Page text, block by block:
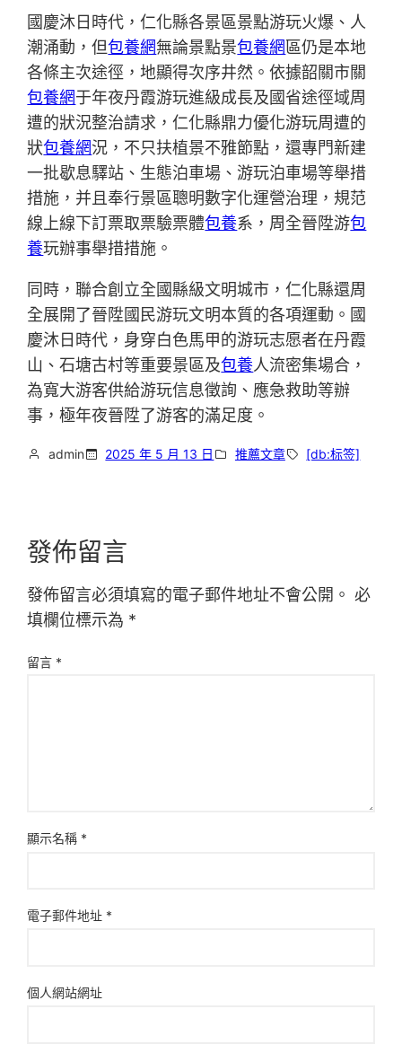
國慶沐日時代，仁化縣各景區景點游玩火爆、人
潮涌動，但包養網無論景點景包養網區仍是本地
各條主次途徑，地顯得次序井然。依據韶關市關
包養網于年夜丹霞游玩進級成長及國省途徑域周
遭的狀況整治請求，仁化縣鼎力優化游玩周遭的
狀包養網況，不只扶植景不雅節點，還專門新建
一批歇息驛站、生態泊車場、游玩泊車場等舉措
措施，并且奉行景區聰明數字化運營治理，規范
線上線下訂票取票驗票體包養系，周全晉陞游包
養玩辦事舉措措施。
同時，聯合創立全國縣級文明城市，仁化縣還周
全展開了晉陞國民游玩文明本質的各項運動。國
慶沐日時代，身穿白色馬甲的游玩志愿者在丹霞
山、石塘古村等重要景區及包養人流密集場合，
為寬大游客供給游玩信息徵詢、應急救助等辦
事，極年夜晉陞了游客的滿足度。
admin 2025 年 5 月 13 日 推薦文章 [db:标签]
發佈留言
發佈留言必須填寫的電子郵件地址不會公開。 必
填欄位標示為 *
留言 *
顯示名稱 *
電子郵件地址 *
個人網站網址